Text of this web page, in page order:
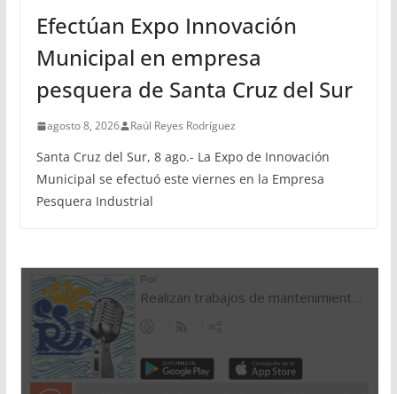
Efectúan Expo Innovación
Municipal en empresa
pesquera de Santa Cruz del Sur
agosto 8, 2026 Raúl Reyes Rodríguez
Santa Cruz del Sur, 8 ago.- La Expo de Innovación
Municipal se efectuó este viernes en la Empresa
Pesquera Industrial